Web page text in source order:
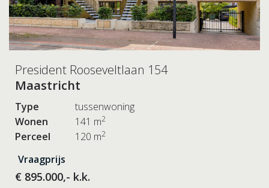
President Rooseveltlaan 154
Maastricht
Type
tussenwoning
Wonen
141 m2
Perceel 120 m2
Vraagprijs
€ 895.000,- k.k.